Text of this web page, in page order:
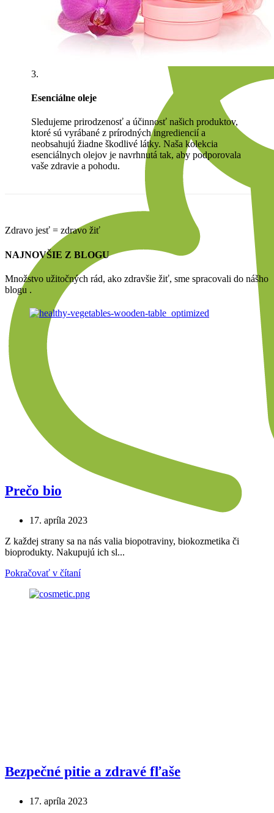
3.
Esenciálne oleje
Sledujeme prirodzenosť a účinnosť našich produktov,
ktoré sú vyrábané z prírodných ingrediencií a
neobsahujú žiadne škodlivé látky. Naša kolekcia
esenciálnych olejov je navrhnutá tak, aby podporovala
vaše zdravie a pohodu.
Zdravo jesť = zdravo žiť
NAJNOVŠIE Z BLOGU
Množstvo užitočných rád, ako zdravšie žiť, sme spracovali do nášho
blogu .
Prečo bio
17. apríla 2023
Z každej strany sa na nás valia biopotraviny, biokozmetika či
bioprodukty. Nakupujú ich sl...
Pokračovať v čítaní
Bezpečné pitie a zdravé fľaše
17. apríla 2023